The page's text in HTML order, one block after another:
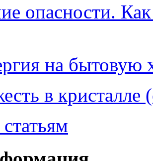
опасности.
на
в кристалле